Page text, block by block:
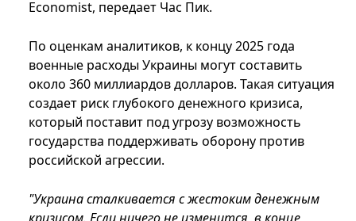
Economist, передает Час Пик.
По оценкам аналитиков, к концу 2025 года
военные расходы Украины могут составить
около 360 миллиардов долларов. Такая ситуация
создает риск глубокого денежного кризиса,
который поставит под угрозу возможность
государства поддерживать оборону против
российской агрессии.
"Украина сталкивается с жестоким денежным